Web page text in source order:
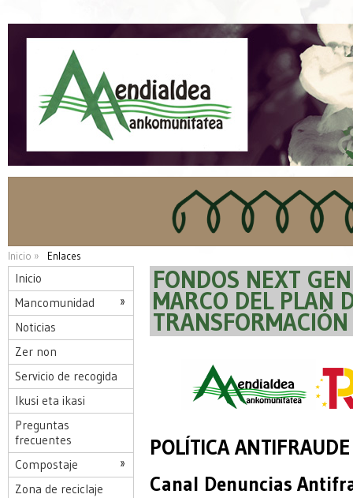
Inicio » Enlaces
Inicio
Mancomunidad
Noticias
Zer non
Servicio de recogida
Ikusi eta ikasi
Preguntas
frecuentes
Compostaje
Zona de reciclaje
FONDOS NEXT
MARCO DEL PLAN
POLÍTICA ANTIFRAUDE
Canal Denuncias